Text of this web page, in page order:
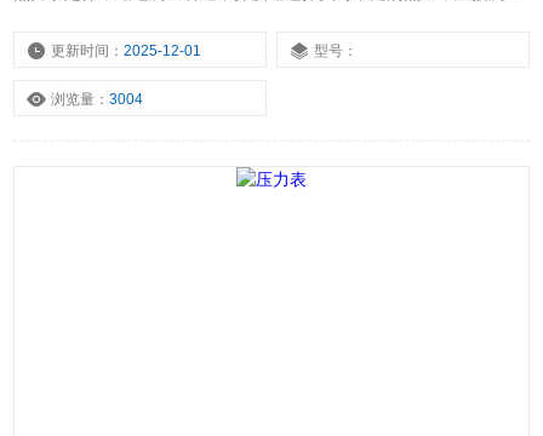
更新时间：2025-12-01 型号：
浏览量：3004